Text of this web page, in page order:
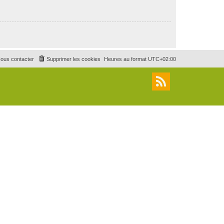
Heures au format UTC+02:00
Supprimer les cookies
contacter